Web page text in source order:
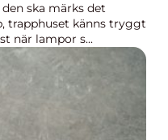
ska märks det
trapphuset känns tryggt
när lampor s...